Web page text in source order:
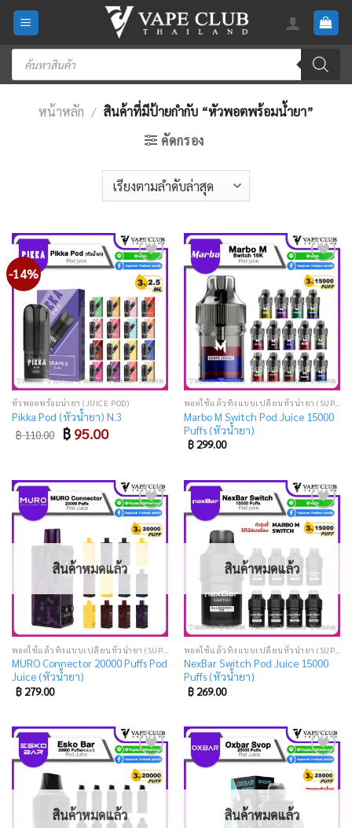
Skip
content
Products
search
หน้าหลัก / สินค้าที่มีป้ายกำกับ “หัวพอตพร้อมน้ำยา”
คัดกรอง
-14%
Add
to
wishlist
หัวพอตพร้อมน้ำยา (JUICE POD)
Pikka Pod (หัวน้ำยา) N.3
฿110.00 Original
price
฿ 95.00Current
price
Add
to
wishlist
Marbo M Switch Pod Juice 15000
Puffs (หัวน้ำยา)
฿299.00
Add
to
wishlist
สินค้าหมดแล้ว
MURO Connector 20000 Puffs Pod
Juice (หัวน้ำยา)
฿279.00
Add
to
สินค้าหมดแล้ว
NexBar Switch Pod Juice 15000
Puffs (หัวน้ำยา)
฿269.00
Add
to
wishlist
สินค้าหมดแล้ว
Add
to
wishlist
สินค้าหมดแล้ว